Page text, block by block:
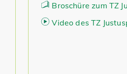
Broschüre zum TZ
Video des TZ